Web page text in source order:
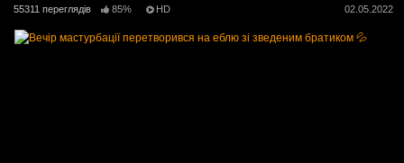
55311 переглядів 85% HD 02.05.2022